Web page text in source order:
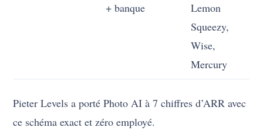
+ banque
Lemon
Squeezy,
Wise,
Mercury
Pieter Levels a porté Photo AI à 7 chiffres d’ARR avec
ce schéma exact et zéro employé.